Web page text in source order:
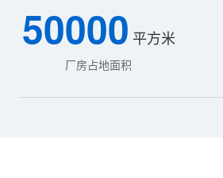
50000 平方米
厂房占地面积